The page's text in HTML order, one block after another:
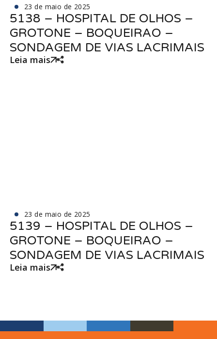
23 de maio de 2025
5138 – HOSPITAL DE OLHOS –
GROTONE – BOQUEIRAO –
SONDAGEM DE VIAS LACRIMAIS
Leia mais
23 de maio de 2025
5139 – HOSPITAL DE OLHOS –
GROTONE – BOQUEIRAO –
SONDAGEM DE VIAS LACRIMAIS
Leia mais